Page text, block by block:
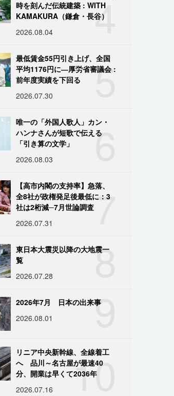
4
時を刻んだ伝統建築 : WITH
KAMAKURA（鎌倉・長谷）
2026.08.04
5
最低賃金55円引き上げ、全国
平均1176円に―厚労省審議会 :
前年度実績を下回る
2026.07.30
6
唯一の「外国人歌人」カン・
ハンナさんが短歌で伝える
「引き算の文学」
2026.08.03
7
【高市内閣の支持率】急落、
全8社が政権発足後最低に：3
社は2桁減─7月世論調査
2026.07.31
8
東日本大震災以降の大地震一
覧
2026.07.28
9
2026年7月 日本の出来事
2026.08.01
10
リニア中央新幹線、全線着工
へ 品川～名古屋が最速40
分、開業は早くて2036年
2026.07.16